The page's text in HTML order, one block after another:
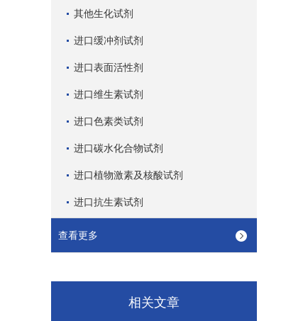
其他生化试剂
进口缓冲剂试剂
进口表面活性剂
进口维生素试剂
进口色素类试剂
进口碳水化合物试剂
进口植物激素及核酸试剂
进口抗生素试剂
查看更多
相关文章